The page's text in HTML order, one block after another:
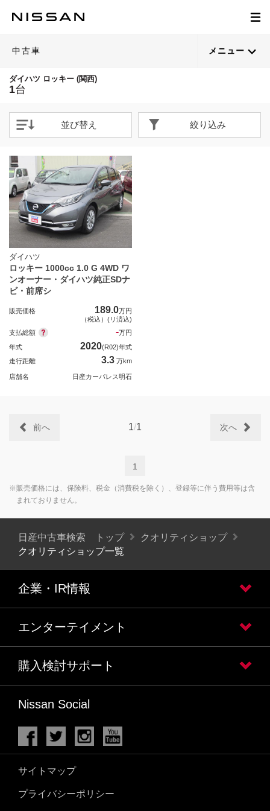
中古車 メニュー
ダイハツ ロッキー (関西)
1台
並び替え 絞り込み
ダイハツ
ロッキー 1000cc 1.0 G 4WD ワ
ンオーナー・ダイハツ純正SDナ
ビ・前席シ
販売価格 189.0万円
（税込）(リ済込)
支払総額
-万円
年式
2020(R02)年式
走行距離
3.3 万km
店舗名 日産カーパレス明石
1/1
前へ 次へ
1
※販売価格には、保険料、税金（消費税を除く）、登録等に伴う費用等は含
まれておりません。
日産中古車検索 トップ
クオリティショップ
クオリティショップ一覧
企業・IR情報
エンターテイメント
購入検討サポート
Nissan Social
サイトマップ
プライバシーポリシー